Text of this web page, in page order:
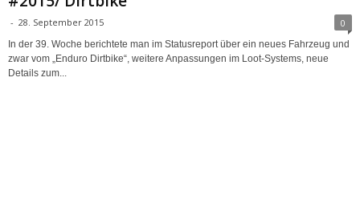
- 28. September 2015 0
In der 39. Woche berichtete man im Statusreport über ein neues Fahrzeug und
zwar vom „Enduro Dirtbike“, weitere Anpassungen im Loot-Systems, neue
Details zum...